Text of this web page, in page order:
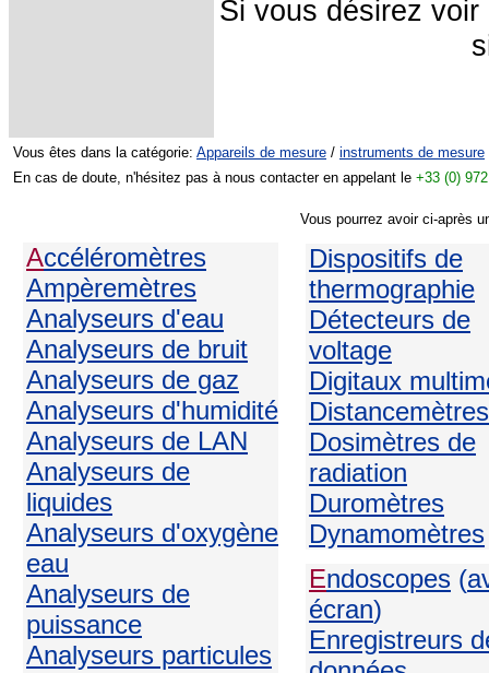
Si vous désirez
Vous êtes dans la catégorie: Appareils de mesure / instruments de mesure
En cas de doute, n'hésitez pas à nous contacter en appelant le +33 (0)
Vous pourrez avoir ci-après
Accéléromètres
Ampèremètres
Analyseurs d'eau
Analyseurs de bruit
Analyseurs de gaz
Analyseurs d'humidité
Analyseurs de LAN
Analyseurs de
liquides
Analyseurs d'oxygène
eau
Analyseurs de
puissance
Analyseurs particules
Dispositifs de
thermographie
Détecteurs de
voltage
Digitaux
Distancemètres
Dosimètres de
radiation
Duromètres
Dynamomètres
Endoscopes (
écran)
Enregistreurs